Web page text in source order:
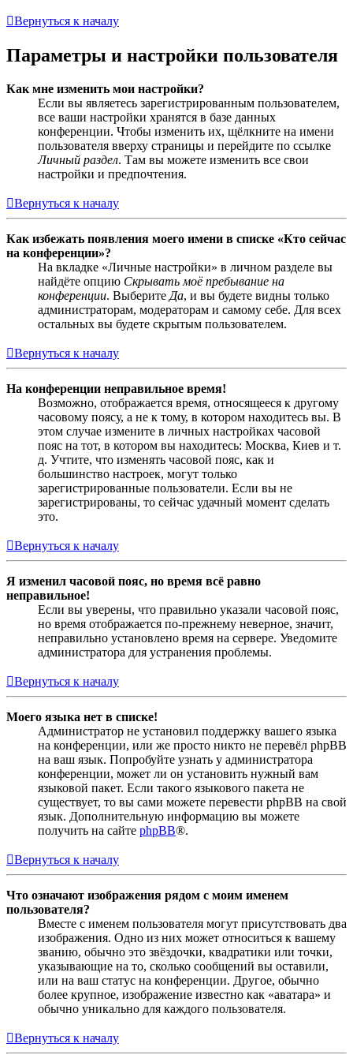
Вернуться к началу
Параметры и настройки пользователя
Как мне изменить мои настройки?
Если вы являетесь зарегистрированным пользователем,
все ваши настройки хранятся в базе данных
конференции. Чтобы изменить их, щёлкните на имени
пользователя вверху страницы и перейдите по ссылке
Личный раздел. Там вы можете изменить все свои
настройки и предпочтения.
Вернуться к началу
Как избежать появления моего имени в списке «Кто сейчас
на конференции»?
На вкладке «Личные настройки» в личном разделе вы
найдёте опцию Скрывать моё пребывание на
конференции. Выберите Да, и вы будете видны только
администраторам, модераторам и самому себе. Для всех
остальных вы будете скрытым пользователем.
Вернуться к началу
На конференции неправильное время!
Возможно, отображается время, относящееся к другому
часовому поясу, а не к тому, в котором находитесь вы. В
этом случае измените в личных настройках часовой
пояс на тот, в котором вы находитесь: Москва, Киев и т.
д. Учтите, что изменять часовой пояс, как и
большинство настроек, могут только
зарегистрированные пользователи. Если вы не
зарегистрированы, то сейчас удачный момент сделать
это.
Вернуться к началу
Я изменил часовой пояс, но время всё равно
неправильное!
Если вы уверены, что правильно указали часовой пояс,
но время отображается по-прежнему неверное, значит,
неправильно установлено время на сервере. Уведомите
администратора для устранения проблемы.
Вернуться к началу
Моего языка нет в списке!
Администратор не установил поддержку вашего языка
на конференции, или же просто никто не перевёл phpBB
на ваш язык. Попробуйте узнать у администратора
конференции, может ли он установить нужный вам
языковой пакет. Если такого языкового пакета не
существует, то вы сами можете перевести phpBB на свой
язык. Дополнительную информацию вы можете
получить на сайте phpBB®.
Вернуться к началу
Что означают изображения рядом с моим именем
пользователя?
Вместе с именем пользователя могут присутствовать два
изображения. Одно из них может относиться к вашему
званию, обычно это звёздочки, квадратики или точки,
указывающие на то, сколько сообщений вы оставили,
или на ваш статус на конференции. Другое, обычно
более крупное, изображение известно как «аватара» и
обычно уникально для каждого пользователя.
Вернуться к началу